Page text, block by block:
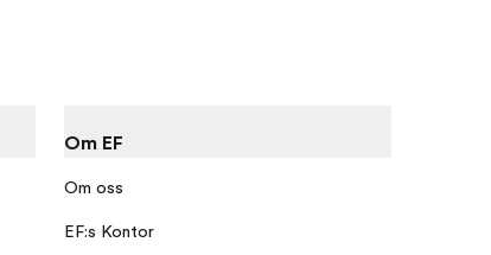
Om EF
Om oss
EF:s Kontor